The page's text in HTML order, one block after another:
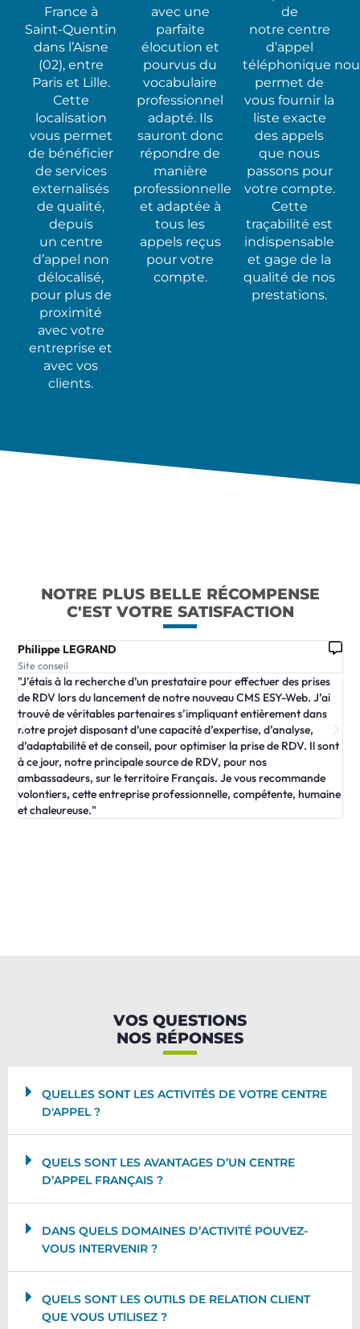
France à
Saint-Quentin
dans l’Aisne
(02), entre
Paris et Lille.
Cette
localisation
vous permet
de bénéficier
de services
externalisés
de qualité,
depuis
un centre
d’appel non
délocalisé,
pour plus de
proximité
avec votre
entreprise et
avec vos
clients.
avec une
parfaite
élocution et
pourvus du
vocabulaire
professionnel
adapté. Ils
sauront donc
répondre de
manière
professionnelle
et adaptée à
tous les
appels reçus
pour votre
compte.
de
notre centre
d’appel
téléphonique
permet de
vous fournir la
liste exacte
des appels
que nous
passons pour
votre compte.
Cette
traçabilité est
indispensable
et gage de la
qualité de nos
prestations.
NOTRE PLUS BELLE RÉCOMPENSE
C'EST VOTRE SATISFACTION
Philippe LEGRAND
Site conseil
"J’étais à la recherche d’un prestataire pour effectuer des prises
de RDV lors du lancement de notre nouveau CMS ESY-Web. J’ai
trouvé de véritables partenaires s’impliquant entièrement dans
notre projet disposant d’une capacité d’expertise, d’analyse,
d’adaptabilité et de conseil, pour optimiser la prise de RDV. Il sont
à ce jour, notre principale source de RDV, pour nos
ambassadeurs, sur le territoire Français. Je vous recommande
volontiers, cette entreprise professionnelle, compétente, humaine
et chaleureuse."
VOS QUESTIONS
NOS RÉPONSES
QUELLES SONT LES ACTIVITÉS DE VOTRE CENTRE
D'APPEL ?
QUELS SONT LES AVANTAGES D’UN CENTRE
D’APPEL FRANÇAIS ?
DANS QUELS DOMAINES D’ACTIVITÉ POUVEZ-
VOUS INTERVENIR ?
QUELS SONT LES OUTILS DE RELATION CLIENT
QUE VOUS UTILISEZ ?